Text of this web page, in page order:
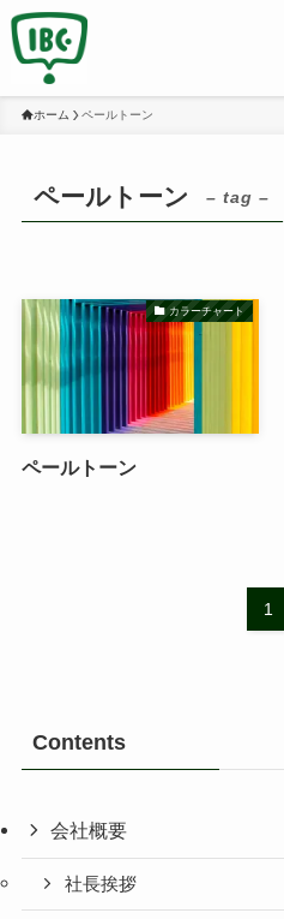
ホーム ペールトーン
ペールトーン – tag –
カラーチャート
ペールトーン
1
Contents
会社概要
社長挨拶